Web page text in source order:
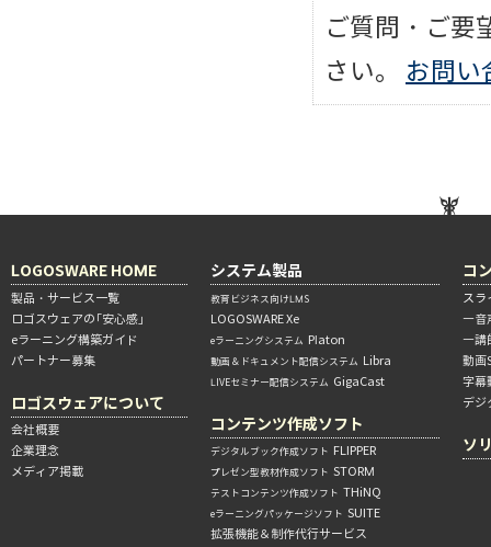
ご質問・ご要
さい。 お問い
LOGOSWARE HOME
製品・サービス一覧
ロゴスウェアの「安心感」
eラーニング構築ガイド
パートナー募集
ロゴスウェアについて
会社概要
企業理念
メディア掲載
システム製品
教育ビジネス向けLMS
LOGOSWARE Xe
eラーニングシステム Platon
動画＆ドキュメント配信システム Libra
LIVEセミナー配信システム GigaCast
コンテンツ作成ソフト
デジタルブック作成ソフト FLIPPER
プレゼン型教材作成ソフト STORM
テストコンテンツ作成ソフト THiNQ
eラーニングパッケージソフト SUITE
拡張機能＆制作代行サービス
コ
ス
―音
―講
動画
字幕
デジ
ソ